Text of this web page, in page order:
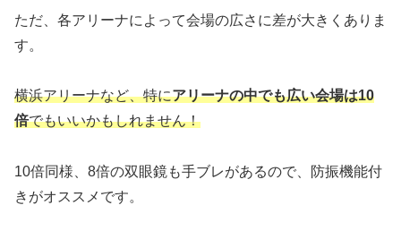
ただ、各アリーナによって会場の広さに差が大きくありま
す。
横浜アリーナなど、特にアリーナの中でも広い会場は10
倍でもいいかもしれません！
10倍同様、8倍の双眼鏡も手ブレがあるので、防振機能付
きがオススメです。